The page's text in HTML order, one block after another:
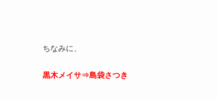
ちなみに、
黒木メイサ⇒島袋さつき